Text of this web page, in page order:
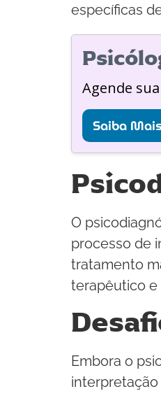
específicas
Agende
Saiba Mais
O
processo de
tratamento
terapêutico e
Embora o